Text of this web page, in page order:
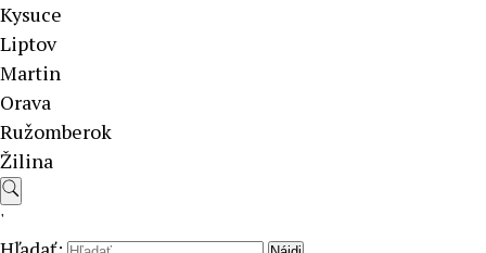
Kysuce
Liptov
Martin
Orava
Ružomberok
Žilina
'